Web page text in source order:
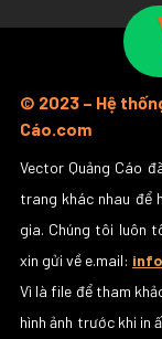
© 2023 – Hệ
Cáo.com
Vector Quảng Cáo
trang khác nhau để
gia. Chúng tôi luôn
xin gửi về e.mail:
Vì là file để tham
hình ảnh trước khi in